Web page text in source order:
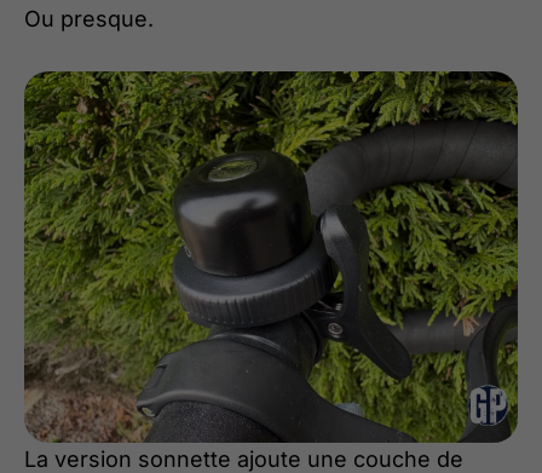
Ou presque.
La version sonnette ajoute une couche de